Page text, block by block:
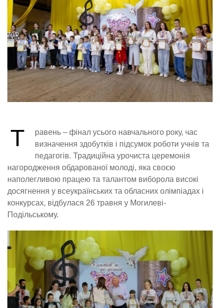
Т
равень – фінал усього навчального року, час
визначення здобутків і підсумок роботи учнів та
педагогів. Традиційна урочиста церемонія
нагородження обдарованої молоді, яка своєю
наполегливою працею та талантом виборола високі
досягнення у всеукраїнських та обласних олімпіадах і
конкурсах, відбулася 26 травня у Могилеві-
Подільському.